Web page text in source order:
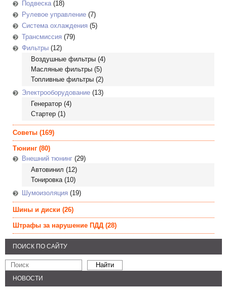
Подвеска(18)
Рулевое управление (7)
Система охлаждения (5)
Трансмиссия (79)
Фильтры (12)
Воздушные фильтры (4)
Масляные фильтры (5)
Топливные фильтры (2)
Электрооборудование (13)
Генератор (4)
Стартер (1)
Советы (169)
Тюнинг (80)
Внешний тюнинг (29)
Автовинил (12)
Тонировка(10)
Шумоизоляция (19)
Шины и диски (26)
Штрафы за нарушение ПДД (28)
ПОИСК ПО САЙТУ
НОВОСТИ